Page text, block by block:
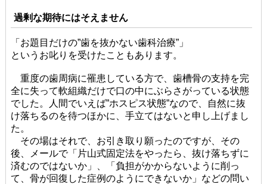
過剰な期待にはそえません
「お題目だけの”歯を抜かない歯科治療”」
というお叱りを受けたこともあります。
重度の歯周病に罹患している方で、歯槽骨の支持を完
全に失って軟組織だけで口の中にぶらさがっている状態
でした。人間でいえば”ホスピス状態”なので、自然に抜
け落ちるのを待つほかに、手立てはないと申し上げまし
た。
その場はそれで、お引き取り願ったのですが、その
後、メールで「片山式固定法をやったら、抜け落ちずに
済むのではないか」、「負担がかからないように削っ
て、骨が回復した症例のようにできないか」などの問い